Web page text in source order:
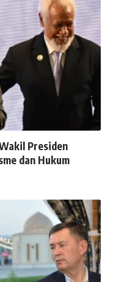
Presiden
dan Hukum